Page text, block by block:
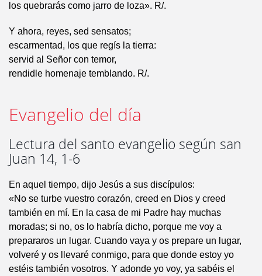
los quebrarás como jarro de loza». R/.
Y ahora, reyes, sed sensatos;
escarmentad, los que regís la tierra:
servid al Señor con temor,
rendidle homenaje temblando. R/.
Evangelio del día
Lectura del santo evangelio según san
Juan 14, 1-6
En aquel tiempo, dijo Jesús a sus discípulos:
«No se turbe vuestro corazón, creed en Dios y creed
también en mí. En la casa de mi Padre hay muchas
moradas; si no, os lo habría dicho, porque me voy a
prepararos un lugar. Cuando vaya y os prepare un lugar,
volveré y os llevaré conmigo, para que donde estoy yo
estéis también vosotros. Y adonde yo voy, ya sabéis el